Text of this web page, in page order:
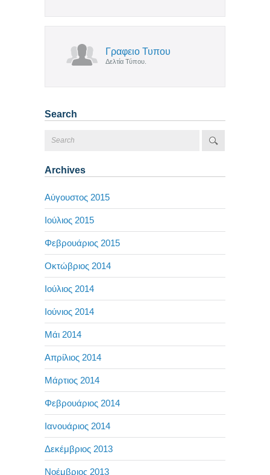
Γραφειο Τυπου
Δελτία Τύπου.
Search
Archives
Αύγουστος 2015
Ιούλιος 2015
Φεβρουάριος 2015
Οκτώβριος 2014
Ιούλιος 2014
Ιούνιος 2014
Μάι 2014
Απρίλιος 2014
Μάρτιος 2014
Φεβρουάριος 2014
Ιανουάριος 2014
Δεκέμβριος 2013
Νοέμβριος 2013